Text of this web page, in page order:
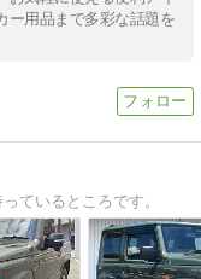
ー用品まで多彩な話題を
ているところです。